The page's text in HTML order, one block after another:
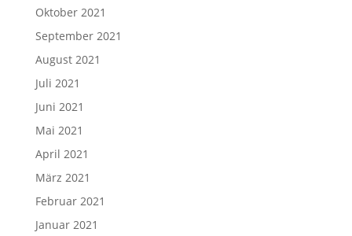
Oktober 2021
September 2021
August 2021
Juli 2021
Juni 2021
Mai 2021
April 2021
März 2021
Februar 2021
Januar 2021